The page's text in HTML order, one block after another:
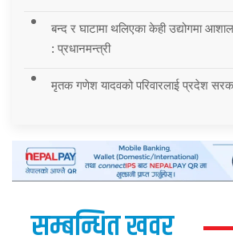
बन्द र घाटामा थलिएका केही उद्योगमा
: प्रधानमन्त्री
मृतक गणेश यादवको परिवारलाई प्रदेश
सम्बन्धित खवर